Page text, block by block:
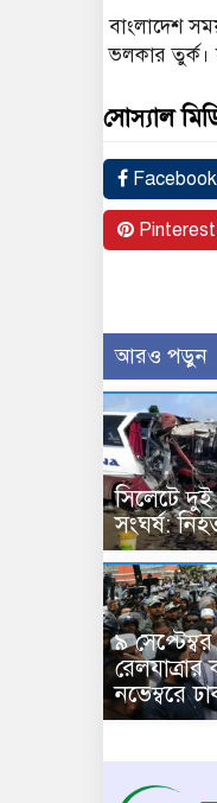
বাংলাদেশ
ভলকার তুর্ক।
সোস্যাল
Facebook
Pinterest
আরও পড়ুন
সিলেটে
সংঘর্ষ:
৯
নভেম্বরে